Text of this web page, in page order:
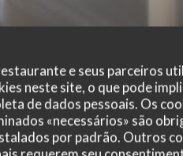
e seus parceiros
neste site, o que pode
de dados pessoais. Os
«necessários» são
por padrão. Outros